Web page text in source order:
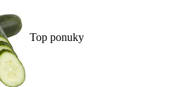
Top ponuky